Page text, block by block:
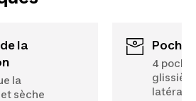
la
sèche
Poches
4